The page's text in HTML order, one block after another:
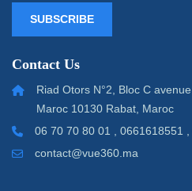
SUBSCRIBE
Contact Us
Riad Otors N°2, Bloc C
Maroc 10130 Rabat, Maroc
06 70 70 80 01 , 0661618551
contact@vue360.ma